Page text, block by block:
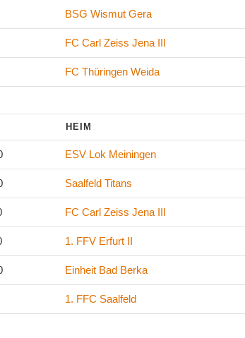
BSG Wismut Gera
FC Carl Zeiss Jena III
FC Thüringen Weida
HEIM
ESV Lok Meiningen
Saalfeld Titans
FC Carl Zeiss Jena III
1. FFV Erfurt II
Einheit Bad Berka
1. FFC Saalfeld